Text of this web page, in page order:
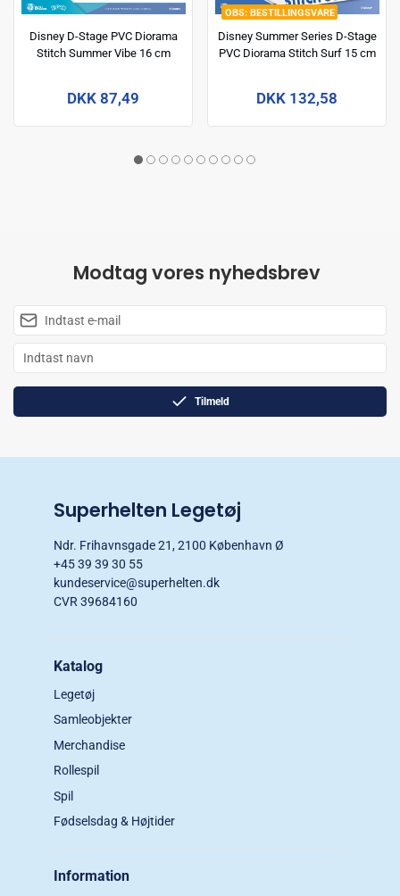
Disney D-Stage PVC Diorama
Stitch Summer Vibe 16 cm
DKK 87,49
BESTILLINGSVARE
Disney Summer Series D-Stage
PVC Diorama Stitch Surf 15 cm
DKK 132,58
Modtag vores nyhedsbrev
Tilmeld
Superhelten Legetøj
Ndr. Frihavnsgade 21, 2100 København Ø
+45 39 39 30 55
kundeservice@superhelten.dk
CVR 39684160
Katalog
Legetøj
Samleobjekter
Merchandise
Rollespil
Spil
Fødselsdag & Højtider
Information